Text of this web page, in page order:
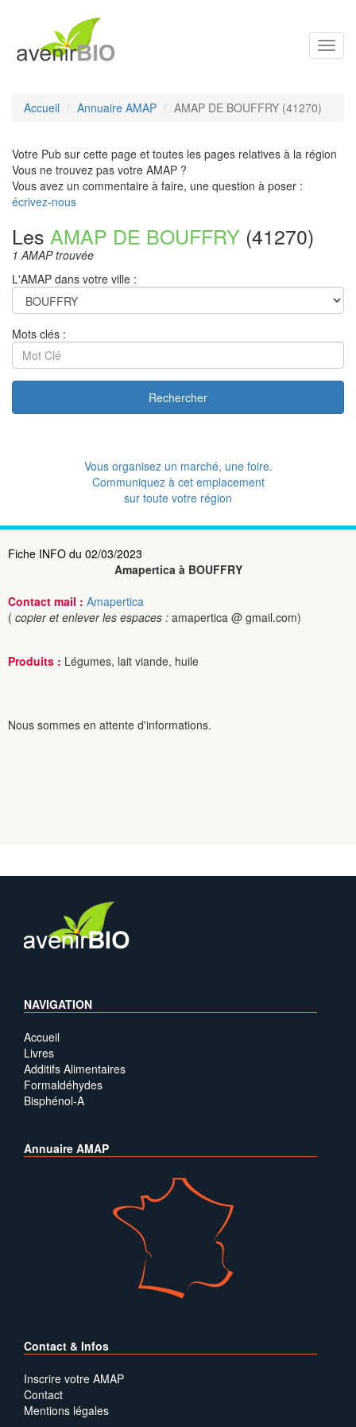
Accueil Annuaire AMAP AMAP DE BOUFFRY (41270)
Votre Pub sur cette page et toutes les pages relatives à la région
Vous ne trouvez pas votre AMAP ?
Vous avez un commentaire à faire, une question à poser :
écrivez-nous
Les AMAP DE BOUFFRY (41270)
1 AMAP trouvée
L'AMAP dans votre ville :
Mots clés :
Rechercher
Vous organisez un marché, une foire.
Communiquez à cet emplacement
sur toute votre région
Fiche INFO du 02/03/2023
Amapertica à BOUFFRY
Contact mail : Amapertica
( copier et enlever les espaces : amapertica @ gmail.com)
Produits : Légumes, lait viande, huile
Nous sommes en attente d'informations.
NAVIGATION
Accueil
Livres
Additifs Alimentaires
Formaldéhydes
Bisphénol-A
Annuaire AMAP
Contact & Infos
Inscrire votre AMAP
Contact
Mentions légales